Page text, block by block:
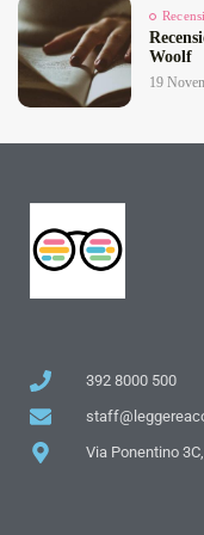
Woolf
19
392 8000 500
Via Ponentino